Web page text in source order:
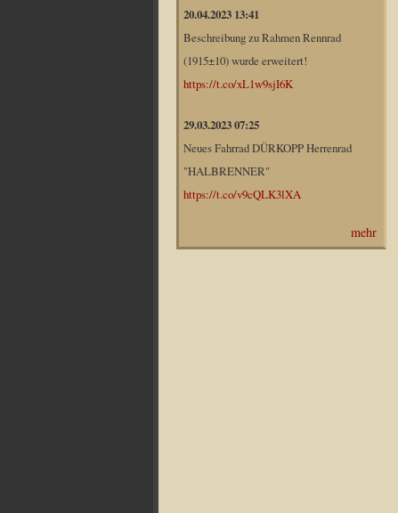
20.04.2023 13:41
Beschreibung zu Rahmen Rennrad
(1915±10) wurde erweitert!
https://t.co/xL1w9sjI6K
29.03.2023 07:25
Neues Fahrrad DÜRKOPP Herrenrad
"HALBRENNER"
https://t.co/v9cQLK3lXA
mehr